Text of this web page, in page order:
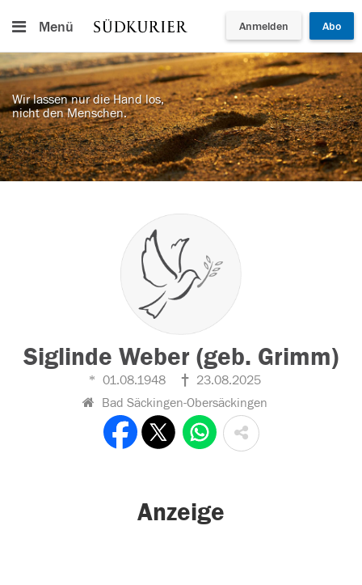
Menü Anmelden Abo
Wir lassen nur die Hand los,
nicht den Menschen.
Siglinde Weber (geb. Grimm)
01.08.1948
23.08.2025
Bad Säckingen-Obersäckingen
Anzeige